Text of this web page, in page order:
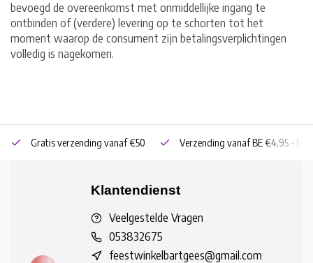
bevoegd de overeenkomst met onmiddellijke ingang te
ontbinden of (verdere) levering op te schorten tot het
moment waarop de consument zijn betalingsverplichtingen
volledig is nagekomen.
Gratis verzending vanaf €50 Verzending vanaf BE €4,95 - NL
Klantendienst
Veelgestelde Vragen
053832675
feestwinkelbartgees@gmail.com